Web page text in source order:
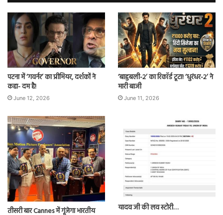
पटना में ‘गवर्नर’ का प्रीमियर, दर्शकों ने
कहा- दम है!
June 12, 2026
‘बाहुबली-2’ का रिकॉर्ड टूटा! ‘धुरंधर-2’ ने
मारी बाजी
June 11, 2026
तीसरी बार Cannes में गूंजेगा भारतीय
यादव जी की लव स्टोरी…